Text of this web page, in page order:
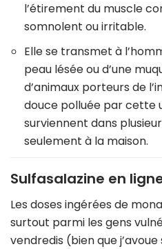
l’étirement du muscle
somnolent ou irritable.
Elle se transmet à
peau lésée ou d’une
d’animaux porteurs de
douce polluée par cette
surviennent dans
seulement à la maison.
Sulfasalazine en
Les doses ingérées de
surtout parmi les gens
vendredis (bien que